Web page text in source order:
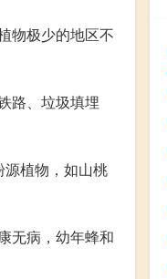
物极少的地区不
路、垃圾填埋
植物，如山桃
无病，幼年蜂和